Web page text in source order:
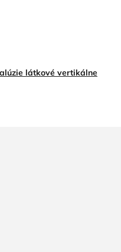
látkové vertikálne